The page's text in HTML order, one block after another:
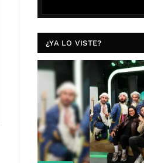
¿YA LO VISTE?